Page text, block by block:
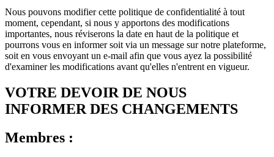
Nous pouvons modifier cette politique de confidentialité à tout
moment, cependant, si nous y apportons des modifications
importantes, nous réviserons la date en haut de la politique et
pourrons vous en informer soit via un message sur notre plateforme,
soit en vous envoyant un e-mail afin que vous ayez la possibilité
d'examiner les modifications avant qu'elles n'entrent en vigueur.
VOTRE DEVOIR DE NOUS
INFORMER DES CHANGEMENTS
Membres :